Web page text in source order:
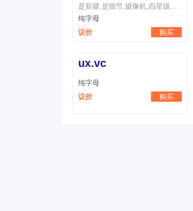
纯字母
议价
购买
ux.vc
纯字母
议价
购买